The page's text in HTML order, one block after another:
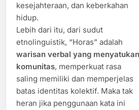
kesejahteraan, dan keberkahan
hidup.
Lebih dari itu, dari sudut
etnolinguistik, “Horas” adalah
warisan verbal yang menyatukan
komunitas, memperkuat rasa
saling memiliki dan memperjelas
batas identitas kolektif. Maka tak
heran jika penggunaan kata ini